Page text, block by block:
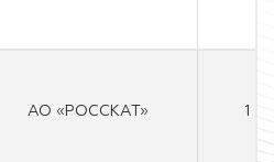
АО «РОССКАТ» 1